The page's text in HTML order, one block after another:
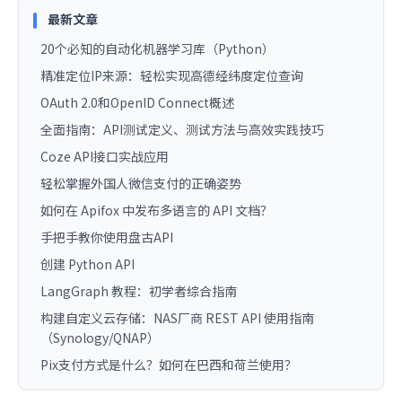
最新文章
20个必知的自动化机器学习库（Python）
精准定位IP来源：轻松实现高德经纬度定位查询
OAuth 2.0和OpenID Connect概述
全面指南：API测试定义、测试方法与高效实践技巧
Coze API接口实战应用
轻松掌握外国人微信支付的正确姿势
如何在 Apifox 中发布多语言的 API 文档？
手把手教你使用盘古API
创建 Python API
LangGraph 教程：初学者综合指南
构建自定义云存储：NAS厂商 REST API 使用指南
（Synology/QNAP）
Pix支付方式是什么？如何在巴西和荷兰使用？